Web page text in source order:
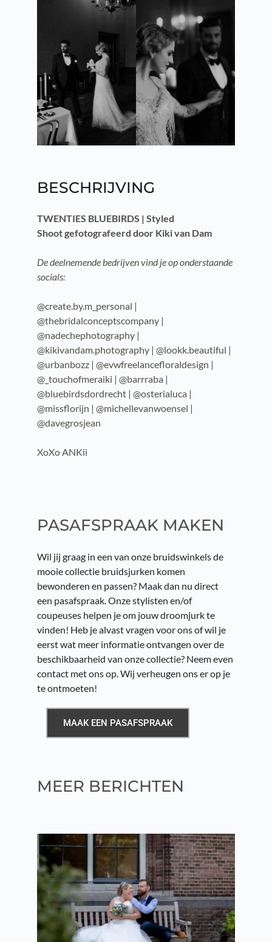
BESCHRIJVING
TWENTIES BLUEBIRDS | Styled
Shootgefotografeerd door Kiki van Dam
De deelnemende bedrijven vind je op onderstaande
socials:
@create.by.m_personal |
@thebridalconceptscompany |
@nadechephotography |
@kikivandam.photography | @lookk.beautiful |
@urbanbozz | @evwfreelancefloraldesign |
@_touchofmeraiki | @barrraba |
@bluebirdsdordrecht | @osterialuca |
@missflorijn | @michellevanwoensel |
@davegrosjean
XoXo ANKii
PASAFSPRAAK MAKEN
Wil jij graag in een van onze bruidswinkels de
mooie collectie bruidsjurken komen
bewonderen en passen? Maak dan nu direct
een pasafspraak. Onze stylisten en/of
coupeuses helpen je om jouw droomjurk te
vinden! Heb je alvast vragen voor ons of wil je
eerst wat meer informatie ontvangen over de
beschikbaarheid van onze collectie? Neem even
contact met ons op. Wij verheugen ons er op je
te ontmoeten!
MAAK EEN PASAFSPRAAK
MEER BERICHTEN